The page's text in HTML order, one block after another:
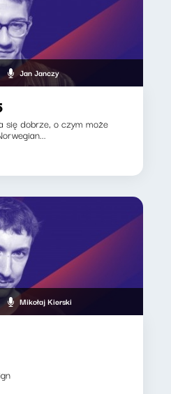
Jan Janczy
się dobrze, o czym może
Mikołaj Kierski